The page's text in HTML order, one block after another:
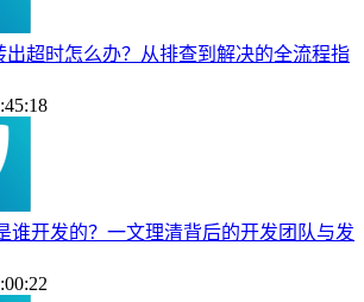
出超时怎么办？从排查到解决的全流程指
谁开发的？一文理清背后的开发团队与发